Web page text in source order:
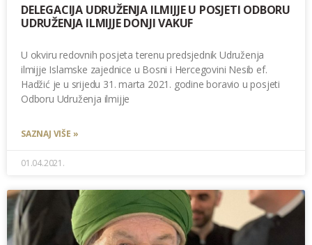
DELEGACIJA UDRUŽENJA ILMIJJE U POSJETI ODBORU
UDRUŽENJA ILMIJJE DONJI VAKUF
U okviru redovnih posjeta terenu predsjednik Udruženja
ilmijje Islamske zajednice u Bosni i Hercegovini Nesib ef.
Hadžić je u srijedu 31. marta 2021. godine boravio u posjeti
Odboru Udruženja ilmijje
SAZNAJ VIŠE »
01.04.2021.